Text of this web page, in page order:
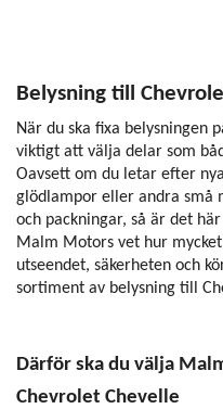
Belysning till
När du ska fixa belysningen
viktigt att välja delar som
Oavsett om du letar efter
glödlampor eller andra små
och packningar, så är det
Malm Motors vet hur
utseendet, säkerheten och
sortiment av belysning till
Därför ska du välja
Chevrolet Chevelle